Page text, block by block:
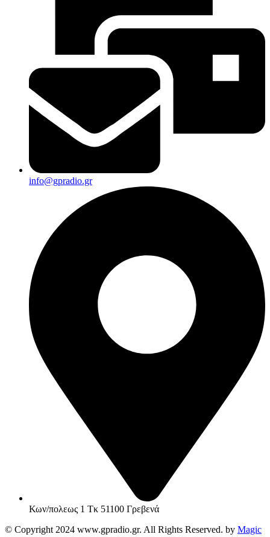
info@gpradio.gr
Κων/πολεως 1 Τκ 51100 Γρεβενά
© Copyright 2024 www.gpradio.gr. All Rights Reserved. by Magic